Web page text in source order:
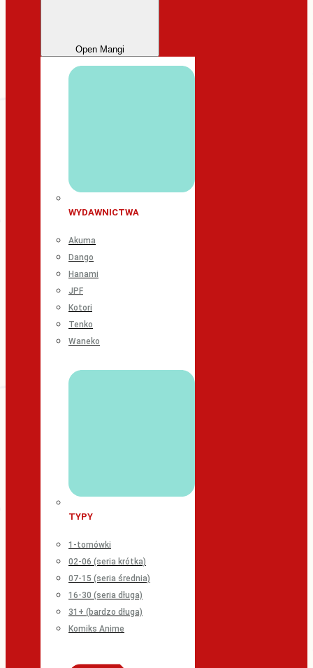
Open Mangi
WYDAWNICTWA
Akuma
Dango
Hanami
JPF
Kotori
Tenko
Waneko
TYPY
1-tomówki
02-06 (seria krótka)
07-15 (seria średnia)
16-30 (seria długa)
31+ (bardzo długa)
Komiks Anime